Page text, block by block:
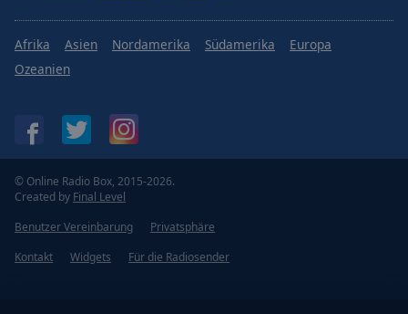
Afrika Asien Nordamerika Südamerika
Europa
Ozeanien
© Online Radio Box, 2015-2026.
Created by Final Level
Benutzer Vereinbarung
Privatsphäre
Kontakt
Widgets Für die Radiosender